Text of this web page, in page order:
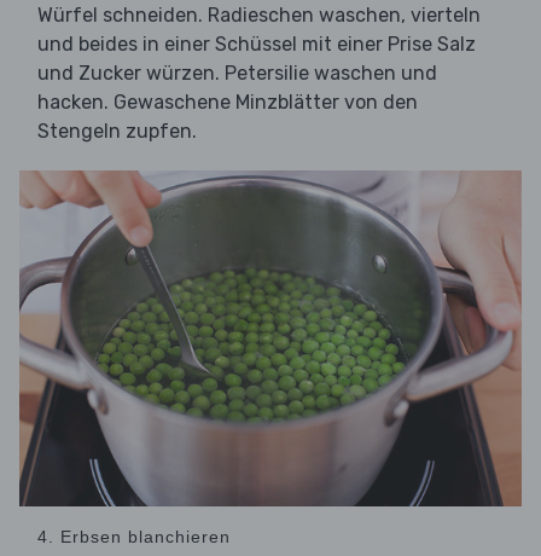
Würfel schneiden. Radieschen waschen, vierteln
und beides in einer Schüssel mit einer Prise Salz
und Zucker würzen. Petersilie waschen und
hacken. Gewaschene Minzblätter von den
Stengeln zupfen.
4. Erbsen blanchieren